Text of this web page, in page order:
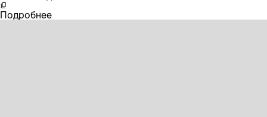
Подробнее